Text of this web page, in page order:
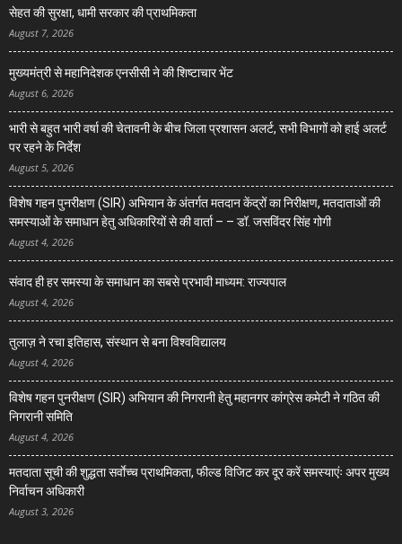
सेहत की सुरक्षा, धामी सरकार की प्राथमिकता
August 7, 2026
मुख्यमंत्री से महानिदेशक एनसीसी ने की शिष्टाचार भेंट
August 6, 2026
भारी से बहुत भारी वर्षा की चेतावनी के बीच जिला प्रशासन अलर्ट, सभी विभागों को हाई अलर्ट
पर रहने के निर्देश
August 5, 2026
विशेष गहन पुनरीक्षण (SIR) अभियान के अंतर्गत मतदान केंद्रों का निरीक्षण, मतदाताओं की
समस्याओं के समाधान हेतु अधिकारियों से की वार्ता – – डॉ. जसविंदर सिंह गोगी
August 4, 2026
संवाद ही हर समस्या के समाधान का सबसे प्रभावी माध्यम: राज्यपाल
August 4, 2026
तुलाज़ ने रचा इतिहास, संस्थान से बना विश्वविद्यालय
August 4, 2026
विशेष गहन पुनरीक्षण (SIR) अभियान की निगरानी हेतु महानगर कांग्रेस कमेटी ने गठित की
निगरानी समिति
August 4, 2026
मतदाता सूची की शुद्धता सर्वाेच्च प्राथमिकता, फील्ड विजिट कर दूर करें समस्याएंः अपर मुख्य
निर्वाचन अधिकारी
August 3, 2026